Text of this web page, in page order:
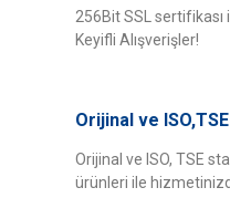
Görüş ve önerileriniz için
Ürün bilgilerinde hatalar
Ürün fiyatı diğer sitelerden
Bu ürüne benzer farklı
256Bit SSL
Keyifli Alışverişler!
Orijinal ve
Orijinal ve ISO, TSE
ürünleri ile